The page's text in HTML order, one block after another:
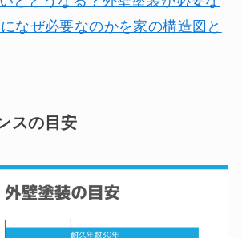
なぜ必要なのかを家の構造図と
スの目安